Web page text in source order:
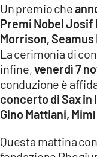
Un premio che
Premi Nobel Josif
Morrison, Seamus
La cerimonia di
infine,venerdì 7
conduzione è
concerto di Sax in
Gino Mattiani,
Questa mattina